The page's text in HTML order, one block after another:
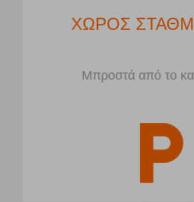
ΧΩΡΟΣ
Μπροστά από το